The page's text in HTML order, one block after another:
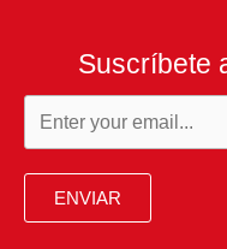
Suscríbete
ENVIAR